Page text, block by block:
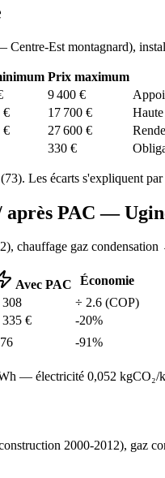
Centre-Est montagnard),
Prix maximum
9 400 €
€ 17 700 €
€ 27 600 €
330 €
(73). Les écarts s'expliquent
après PAC —
), chauffage gaz condensation
Avec PAC
Économie
308 ÷ 2.6 (COP)
335 € -20%
-91%
— électricité 0,052 kgCO₂/
2000-2012), gaz